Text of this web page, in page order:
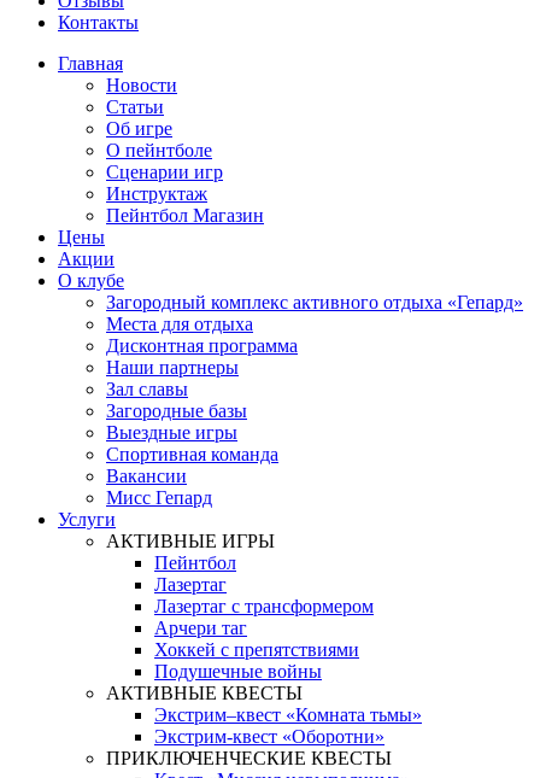
Контакты
Главная
Новости
Статьи
Об игре
О пейнтболе
Сценарии игр
Инструктаж
Пейнтбол Магазин
Цены
Акции
О клубе
Загородный комплекс активного отдыха «Гепард»
Места для отдыха
Дисконтная программа
Наши партнеры
Зал славы
Загородные базы
Выездные игры
Спортивная команда
Вакансии
Мисс Гепард
Услуги
АКТИВНЫЕ ИГРЫ
Пейнтбол
Лазертаг
Лазертаг с трансформером
Арчери таг
Хоккей с препятствиями
Подушечные войны
АКТИВНЫЕ КВЕСТЫ
Экстрим–квест «Комната тьмы»
Экстрим-квест «Оборотни»
ПРИКЛЮЧЕНЧЕСКИЕ КВЕСТЫ